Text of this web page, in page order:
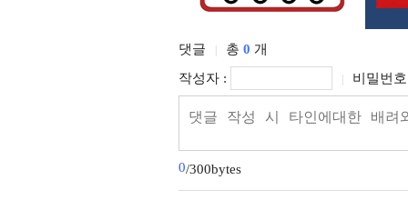
댓글 총 0 개
작성자 :
비밀번
0/300bytes